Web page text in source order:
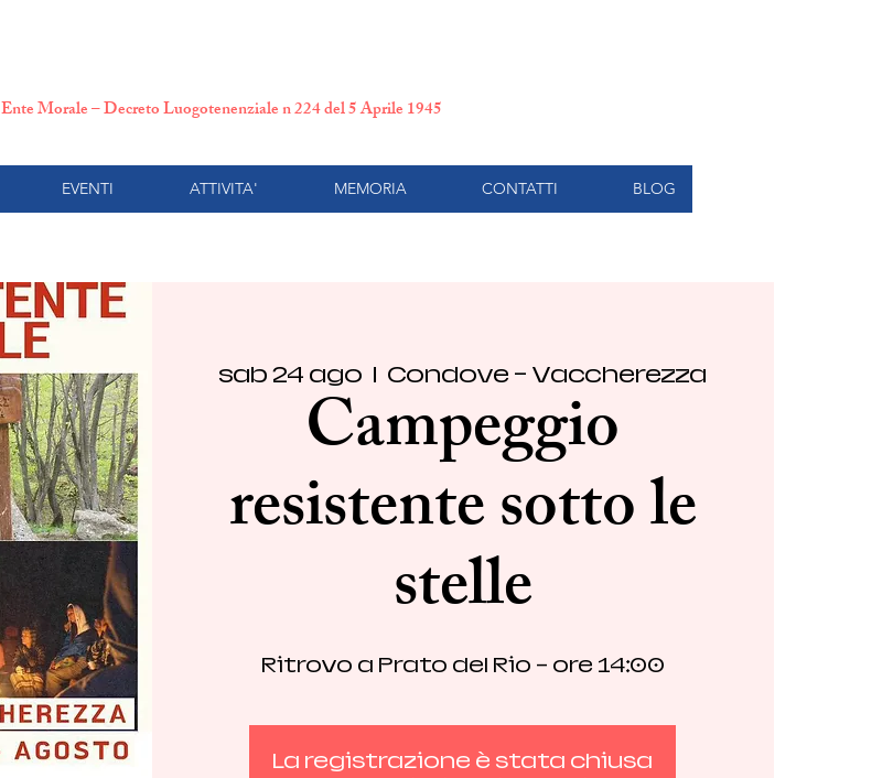
Ente Morale – Decreto Luogotenenziale n 224 del 5 Aprile 1945
EVENTI ATTIVITA' MEMORIA CONTATTI BLOG
sab 24 ago
  |
Condove - Vaccherezza
Campeggio
resistente sotto le
stelle
Ritrovo a Prato del Rio - ore 14:00
La registrazione è stata chiusa